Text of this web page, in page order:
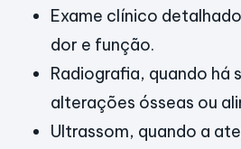
Exame clínico
dor e função.
Radiografia, quando há
alterações ósseas ou
Ultrassom, quando a